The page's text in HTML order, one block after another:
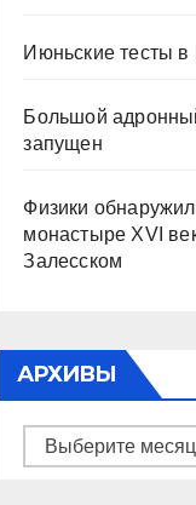
Июньские тесты
Большой
запущен
Физики
монастыре XVI
Залесском
АРХИВЫ
Архивы